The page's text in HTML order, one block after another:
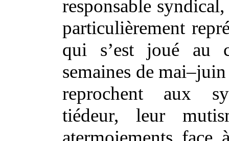
responsable
particulièrement
qui s’est joué au
semaines de
reprochent aux
tiédeur, leur